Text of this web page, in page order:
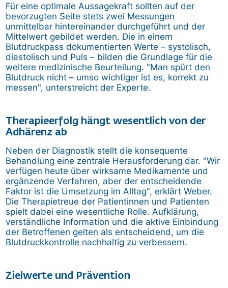
Für eine optimale Aussagekraft sollten auf der
bevorzugten Seite stets zwei Messungen
unmittelbar hintereinander durchgeführt und der
Mittelwert gebildet werden. Die in einem
Blutdruckpass dokumentierten Werte – systolisch,
diastolisch und Puls – bilden die Grundlage für die
weitere medizinische Beurteilung. "Man spürt den
Blutdruck nicht – umso wichtiger ist es, korrekt zu
messen", unterstreicht der Experte.
Therapieerfolg hängt wesentlich von der
Adhärenz ab
Neben der Diagnostik stellt die konsequente
Behandlung eine zentrale Herausforderung dar. "Wir
verfügen heute über wirksame Medikamente und
ergänzende Verfahren, aber der entscheidende
Faktor ist die Umsetzung im Alltag", erklärt Weber.
Die Therapietreue der Patientinnen und Patienten
spielt dabei eine wesentliche Rolle. Aufklärung,
verständliche Information und die aktive Einbindung
der Betroffenen gelten als entscheidend, um die
Blutdruckkontrolle nachhaltig zu verbessern.
Zielwerte und Prävention